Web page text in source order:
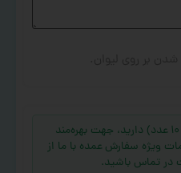
اگر سفارش عمده (بالای ۱۰ عدد) دارید، جهت بهره‌مند
ویژه سفارش عمده با ما از
در تماس باشید.